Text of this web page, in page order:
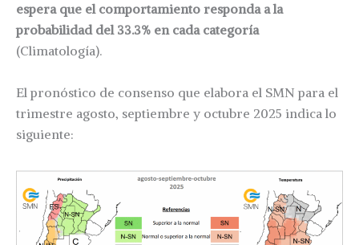
espera que el comportamiento responda a la
probabilidad del 33.3% en cada categoría
(Climatología).
El pronóstico de consenso que elabora el SMN para el
trimestre agosto, septiembre y octubre 2025 indica lo
siguiente: